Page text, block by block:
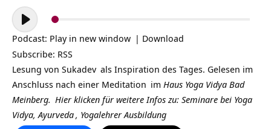
Audio-
Player
Podcast: Play in new window | Download
Subscribe: RSS
Lesung von Sukadev als Inspiration des Tages. Gelesen im
Anschluss nach einer Meditation im Haus Yoga Vidya Bad
Meinberg. Hier klicken für weitere Infos zu: Seminare bei Yoga
Vidya,Ayurveda, Yogalehrer Ausbildung